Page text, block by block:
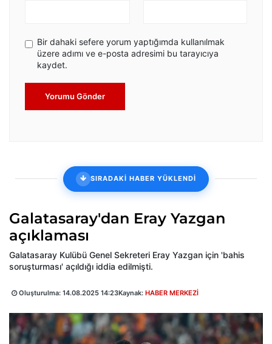
Bir dahaki sefere yorum yaptığımda kullanılmak
üzere adımı ve e-posta adresimi bu tarayıcıya
kaydet.
Yorumu Gönder
SIRADAKİ HABER YÜKLENDİ
Galatasaray'dan Eray Yazgan
açıklaması
Galatasaray Kulübü Genel Sekreteri Eray Yazgan için 'bahis
soruşturması' açıldığı iddia edilmişti.
Oluşturulma: 14.08.2025 14:23Kaynak: HABER MERKEZİ